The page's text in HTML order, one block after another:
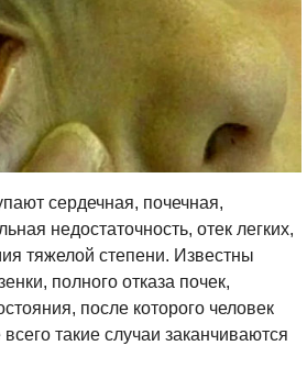
сердечная, почечная,
недостаточность, отек легких,
тяжелой степени. Известны
полного отказа почек,
после которого человек
такие случаи заканчиваются